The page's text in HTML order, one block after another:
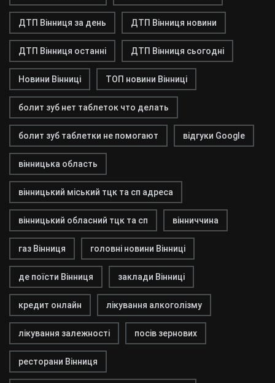
ДТП Вінниця за день ДТП Вінниця новини
ДТП Вінниця останні ДТП Вінниця сьогодні
Новини Вінниці ТОП новини Вінниці
болит зуб нет таблеток что делать
болит зуб таблетки не помогают відгуки Google
вінницька область
вінницький міський тцк та сп адреса
вінницький обласний тцк та сп вінниччина
газ Вінниця головні новини Вінниці
де поїсти Вінниця заклади Вінниці
кредит онлайн лікування алкоголізму
лікування залежності посів зернових
ресторани Вінниця